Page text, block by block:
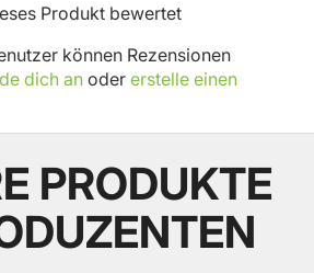
Produkt bewertet
können Rezensionen
dich an oder erstelle einen
PRODUKTE